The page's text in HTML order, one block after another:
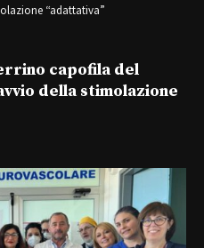
“adattativa”
capofila del
della stimolazione